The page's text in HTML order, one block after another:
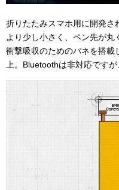
折りたたみスマホ用に開発
より少し小さく、ペン先が
衝撃吸収のためのバネを搭載
上。Bluetoothは非対応です